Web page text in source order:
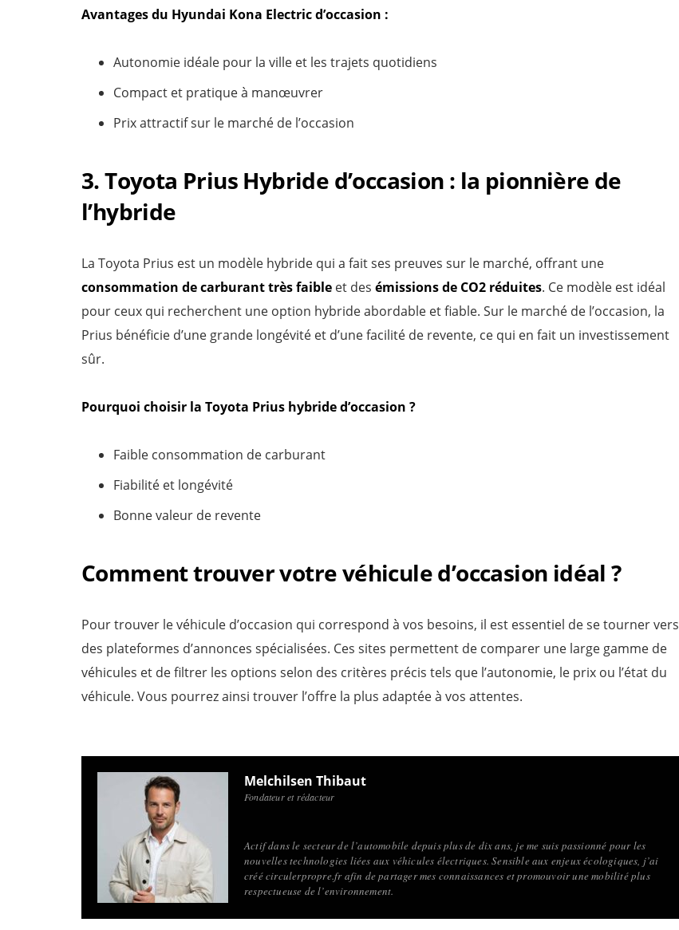
Avantages du Hyundai Kona Electric d’occasion :
Autonomie idéale pour la ville et les trajets quotidiens
Compact et pratique à manœuvrer
Prix attractif sur le marché de l’occasion
3. Toyota Prius Hybride d’occasion : la pionnière de
l’hybride
La Toyota Prius est un modèle hybride qui a fait ses preuves sur le marché, offrant une
consommation de carburant très faible et des émissions de CO2 réduites. Ce modèle est idéal
pour ceux qui recherchent une option hybride abordable et fiable. Sur le marché de l’occasion, la
Prius bénéficie d’une grande longévité et d’une facilité de revente, ce qui en fait un investissement
sûr.
Pourquoi choisir la Toyota Prius hybride d’occasion ?
Faible consommation de carburant
Fiabilité et longévité
Bonne valeur de revente
Comment trouver votre véhicule d’occasion idéal ?
Pour trouver le véhicule d’occasion qui correspond à vos besoins, il est essentiel de se tourner vers
des plateformes d’annonces spécialisées. Ces sites permettent de comparer une large gamme de
véhicules et de filtrer les options selon des critères précis tels que l’autonomie, le prix ou l’état du
véhicule. Vous pourrez ainsi trouver l’offre la plus adaptée à vos attentes.
Melchilsen Thibaut
Fondateur et rédacteur
Actif dans le secteur de l’automobile depuis plus de dix ans, je me suis passionné pour les
nouvelles technologies liées aux véhicules électriques. Sensible aux enjeux écologiques, j’ai
créé circulerpropre.fr afin de partager mes connaissances et promouvoir une mobilité plus
respectueuse de l’environnement.